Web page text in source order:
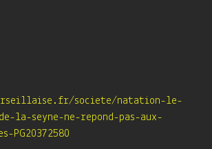
societe/natation-le-
la-seyne-ne-repond-pas-aux-
PG20372580